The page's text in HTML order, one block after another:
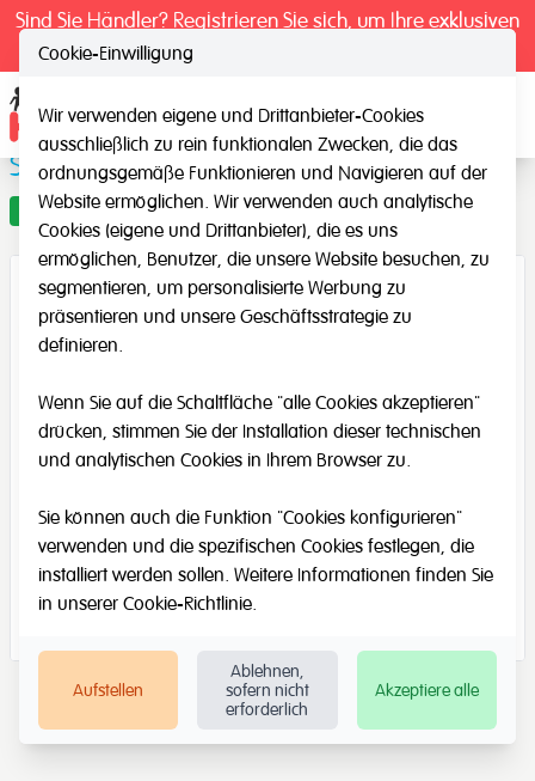
Sind Sie Händler? Registrieren Sie sich, um Ihre exklusiven
Schilder: Mädchen und Jungen
Angebot
Cookie-Einwilligung
Wir verwenden eigene und Drittanbieter-Cookies
ausschließlich zu rein funktionalen Zwecken, die das
ordnungsgemäße Funktionieren und Navigieren auf der
Website ermöglichen. Wir verwenden auch analytische
Cookies (eigene und Drittanbieter), die es uns
ermöglichen, Benutzer, die unsere Website besuchen, zu
segmentieren, um personalisierte Werbung zu
präsentieren und unsere Geschäftsstrategie zu
definieren.
Wenn Sie auf die Schaltfläche "alle Cookies akzeptieren"
drücken, stimmen Sie der Installation dieser technischen
und analytischen Cookies in Ihrem Browser zu.
Sie können auch die Funktion "Cookies konfigurieren"
verwenden und die spezifischen Cookies festlegen, die
installiert werden sollen. Weitere Informationen finden Sie
in unserer Cookie-Richtlinie.
Aufstellen
Ablehnen,
sofern nicht
erforderlich
Akzeptiere alle